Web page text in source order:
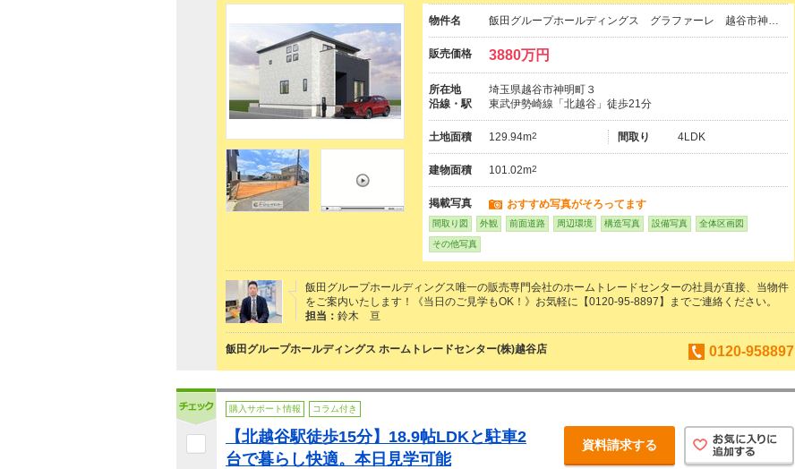
物件名 飯田グループホールディングス グラファーレ 越谷市神…
販売価格 3880万円
所在地
埼玉県越谷市神明町３
沿線・駅
東武伊勢崎線「北越谷」徒歩21分
土地面積 129.94m2 間取り 4LDK
建物面積 101.02m2
掲載写真 おすすめ写真がそろってます
間取り図 外観 前面道路 周辺環境 構造写真 設備写真 全体区画図
その他写真
飯田グループホールディングス唯一の販売専門会社のホームトレードセンターの社員が直接、当物件
をご案内いたします！《当日のご見学もOK！》お気軽に【0120-95-8897】までご連絡ください。
担当： 鈴木 亘
飯田グループホールディングス ホームトレードセンター(株)越谷店 0120-958897
購入サポート情報 コラム付き
【北越谷駅徒歩15分】18.9帖LDKと駐車2
台で暮らし快適。本日見学可能
資料請求する